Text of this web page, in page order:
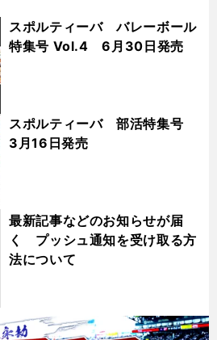
スポルティーバ バレーボール
特集号 Vol.4 6月30日発売
スポルティーバ 部活特集号
3月16日発売
最新記事などのお知らせが届
く プッシュ通知を受け取る方
法について